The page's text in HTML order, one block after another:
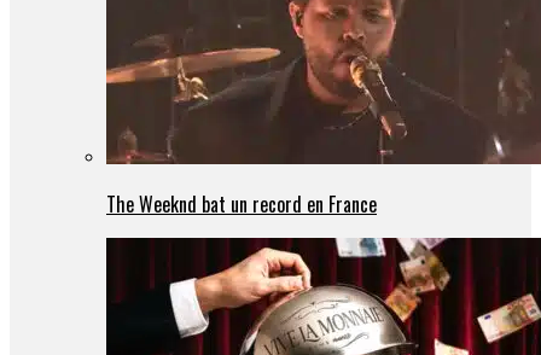
The Weeknd bat un record en France